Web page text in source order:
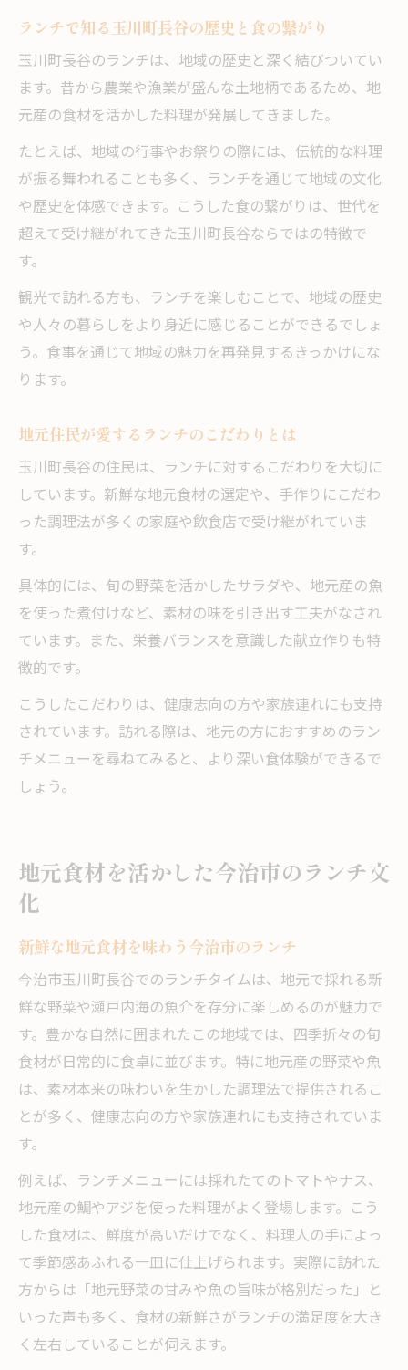
ランチで知る玉川町長谷の歴史と食の繋がり
玉川町長谷のランチは、地域の歴史と深く結びついてい
ます。昔から農業や漁業が盛んな土地柄であるため、地
元産の食材を活かした料理が発展してきました。
たとえば、地域の行事やお祭りの際には、伝統的な料理
が振る舞われることも多く、ランチを通じて地域の文化
や歴史を体感できます。こうした食の繋がりは、世代を
超えて受け継がれてきた玉川町長谷ならではの特徴で
す。
観光で訪れる方も、ランチを楽しむことで、地域の歴史
や人々の暮らしをより身近に感じることができるでしょ
う。食事を通じて地域の魅力を再発見するきっかけにな
ります。
地元住民が愛するランチのこだわりとは
玉川町長谷の住民は、ランチに対するこだわりを大切に
しています。新鮮な地元食材の選定や、手作りにこだわ
った調理法が多くの家庭や飲食店で受け継がれていま
す。
具体的には、旬の野菜を活かしたサラダや、地元産の魚
を使った煮付けなど、素材の味を引き出す工夫がなされ
ています。また、栄養バランスを意識した献立作りも特
徴的です。
こうしたこだわりは、健康志向の方や家族連れにも支持
されています。訪れる際は、地元の方におすすめのラン
チメニューを尋ねてみると、より深い食体験ができるで
しょう。
地元食材を活かした今治市のランチ文
化
新鮮な地元食材を味わう今治市のランチ
今治市玉川町長谷でのランチタイムは、地元で採れる新
鮮な野菜や瀬戸内海の魚介を存分に楽しめるのが魅力で
す。豊かな自然に囲まれたこの地域では、四季折々の旬
食材が日常的に食卓に並びます。特に地元産の野菜や魚
は、素材本来の味わいを生かした調理法で提供されるこ
とが多く、健康志向の方や家族連れにも支持されていま
す。
例えば、ランチメニューには採れたてのトマトやナス、
地元産の鯛やアジを使った料理がよく登場します。こう
した食材は、鮮度が高いだけでなく、料理人の手によっ
て季節感あふれる一皿に仕上げられます。実際に訪れた
方からは「地元野菜の甘みや魚の旨味が格別だった」と
いった声も多く、食材の新鮮さがランチの満足度を大き
く左右していることが伺えます。